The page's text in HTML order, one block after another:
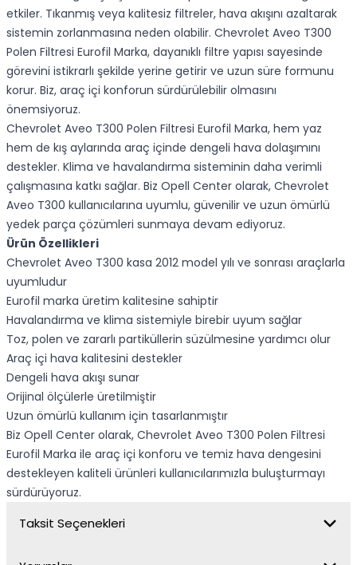
etkiler. Tıkanmış veya kalitesiz filtreler, hava akışını azaltarak
sistemin zorlanmasına neden olabilir. Chevrolet Aveo T300
Polen Filtresi Eurofil Marka, dayanıklı filtre yapısı sayesinde
görevini istikrarlı şekilde yerine getirir ve uzun süre formunu
korur. Biz, araç içi konforun sürdürülebilir olmasını
önemsiyoruz.
Chevrolet Aveo T300 Polen Filtresi Eurofil Marka, hem yaz
hem de kış aylarında araç içinde dengeli hava dolaşımını
destekler. Klima ve havalandırma sisteminin daha verimli
çalışmasına katkı sağlar. Biz Opell Center olarak, Chevrolet
Aveo T300 kullanıcılarına uyumlu, güvenilir ve uzun ömürlü
yedek parça çözümleri sunmaya devam ediyoruz.
Ürün Özellikleri
Chevrolet Aveo T300 kasa 2012 model yılı ve sonrası araçlarla
uyumludur
Eurofil marka üretim kalitesine sahiptir
Havalandırma ve klima sistemiyle birebir uyum sağlar
Toz, polen ve zararlı partiküllerin süzülmesine yardımcı olur
Araç içi hava kalitesini destekler
Dengeli hava akışı sunar
Orijinal ölçülerle üretilmiştir
Uzun ömürlü kullanım için tasarlanmıştır
Biz Opell Center olarak, Chevrolet Aveo T300 Polen Filtresi
Eurofil Marka ile araç içi konforu ve temiz hava dengesini
destekleyen kaliteli ürünleri kullanıcılarımızla buluşturmayı
sürdürüyoruz.
Taksit Seçenekleri